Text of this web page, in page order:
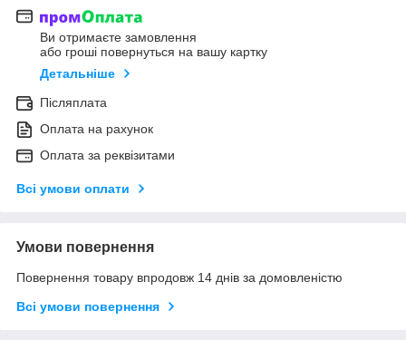
Ви отримаєте замовлення
або гроші повернуться на вашу картку
Детальніше
Післяплата
Оплата на рахунок
Оплата за реквізитами
Всі умови оплати
Умови повернення
Повернення товару впродовж 14 днів за домовленістю
Всі умови повернення